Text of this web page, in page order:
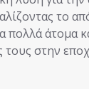
το
πολλά άτομα
τους στην